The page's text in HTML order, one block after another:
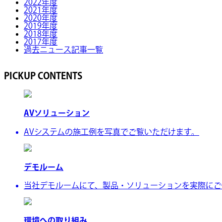
2022年度
2021年度
2020年度
2019年度
2018年度
2017年度
過去ニュース記事一覧
PICKUP CONTENTS
AVソリューション
AVシステムの施工例を写真でご覧いただけます。
デモルーム
当社デモルームにて、製品・ソリューションを実際にご